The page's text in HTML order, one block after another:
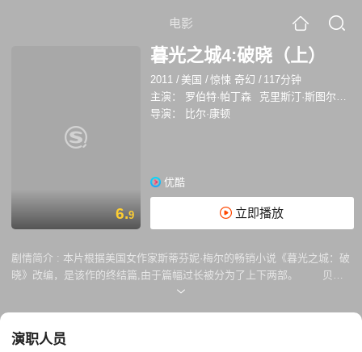
电影
6.9
暮光之城4:破晓（上）
2011 / 美国 /惊悚 奇幻 / 117分钟
主演：
罗伯特·帕丁森 克里斯汀·斯图尔特
导演：
比尔·康顿
优酷
立即播放
剧情简介 : 本片根据美国女作家斯蒂芬妮·梅尔的畅销小说《暮光之城：破
晓》改编，是该作的终结篇,由于篇幅过长被分为了上下两部。 贝拉
（克里斯汀·斯图尔特 Kristen Stewart 饰）与爱德华（罗伯特·帕丁森
提前结束。狼族担心胎儿会对族人构成威胁决定除掉它。雅各布（泰勒·洛
演职人员